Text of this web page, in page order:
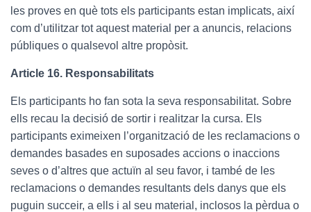
les proves en què tots els participants estan implicats, així
com d’utilitzar tot aquest material per a anuncis, relacions
públiques o qualsevol altre propòsit.
Article 16. Responsabilitats
Els participants ho fan sota la seva responsabilitat. Sobre
ells recau la decisió de sortir i realitzar la cursa. Els
participants eximeixen l’organització de les reclamacions o
demandes basades en suposades accions o inaccions
seves o d’altres que actuïn al seu favor, i també de les
reclamacions o demandes resultants dels danys que els
puguin succeir, a ells i al seu material, inclosos la pèrdua o